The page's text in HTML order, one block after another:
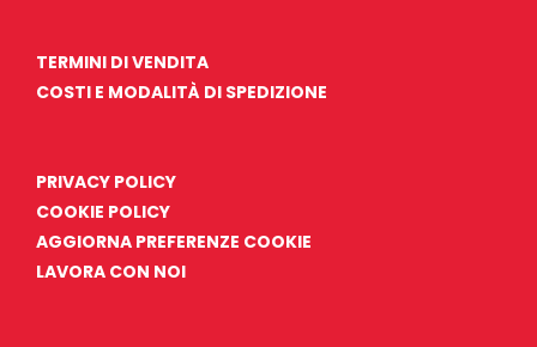
TERMINI DI VENDITA
COSTI E MODALITÀ DI SPEDIZIONE
PRIVACY POLICY
COOKIE POLICY
AGGIORNA PREFERENZE COOKIE
LAVORA CON NOI